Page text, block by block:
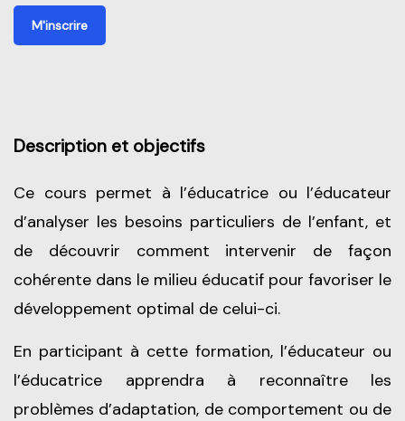
M'inscrire
Description et objectifs
Ce cours permet à l’éducatrice ou l’éducateur
d’analyser les besoins particuliers de l’enfant, et
de découvrir comment intervenir de façon
cohérente dans le milieu éducatif pour favoriser le
développement optimal de celui-ci.
En participant à cette formation, l’éducateur ou
l’éducatrice apprendra à reconnaître les
problèmes d’adaptation, de comportement ou de